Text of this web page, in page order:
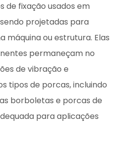
de fixação usados em
projetadas para
máquina ou estrutura. Elas
permaneçam no
de vibração e
tipos de porcas, incluindo
borboletas e porcas de
para aplicações